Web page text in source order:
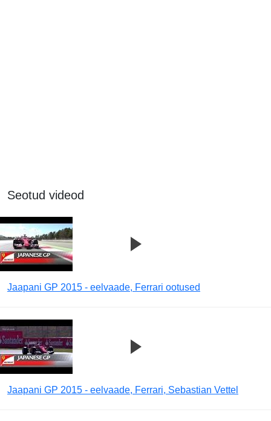
Seotud videod
Jaapani GP 2015 - eelvaade, Ferrari ootused
Jaapani GP 2015 - eelvaade, Ferrari, Sebastian Vettel